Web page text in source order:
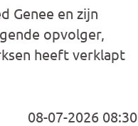
Genee en zijn
opvolger,
heeft verklapt
08-07-2026 08:30